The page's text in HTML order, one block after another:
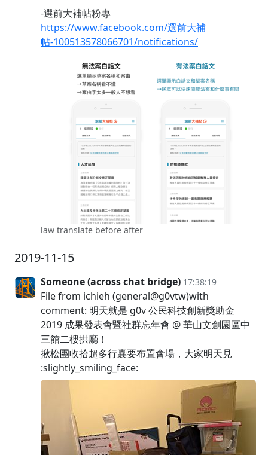
-選前大補帖粉專
https://www.facebook.com/選前大補
帖-100513578066701/notifications/
law translate before after
2019-11-15
Someone (across chat bridge) 17:38:19
File from ichieh (general@g0vtw)with
comment: 明天就是 g0v 公民科技創新獎助金
2019 成果發表會暨社群忘年會 @ 華山文創園區中
三館二樓拱廳！
揪松團收拾超多行囊要布置會場，大家明天見
:slightly_smiling_face: